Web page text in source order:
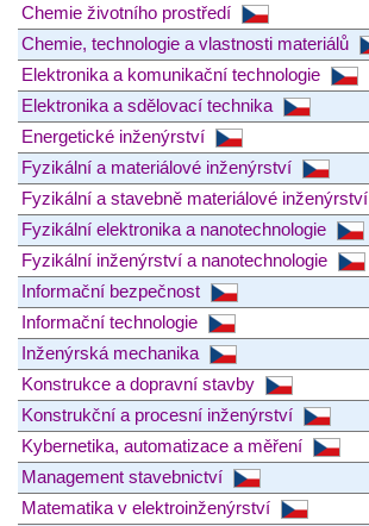
Chemie životního prostředí
Chemie, technologie a vlastnosti materiálů
Elektronika a komunikační technologie
Elektronika a sdělovací technika
Energetické inženýrství
Fyzikální a materiálové inženýrství
Fyzikální a stavebně materiálové inženýrství
Fyzikální elektronika a nanotechnologie
Fyzikální inženýrství a nanotechnologie
Informační bezpečnost
Informační technologie
Inženýrská mechanika
Konstrukce a dopravní stavby
Konstrukční a procesní inženýrství
Kybernetika, automatizace a měření
Management stavebnictví
Matematika v elektroinženýrství